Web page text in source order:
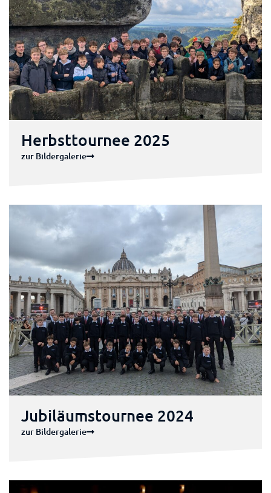
Herbsttournee 2025
zur Bildergalerie
Jubiläumstournee 2024
zur Bildergalerie